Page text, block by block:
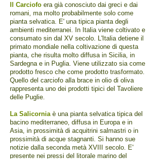
Il Carciofo era già conosciuto dai greci e dai
romani, ma molto probabilmente solo come
pianta selvatica. E' una tipica pianta degli
ambienti mediterranei. In Italia viene coltivato e
consumato sin dal XV secolo. L'Italia detiene il
primato mondiale nella coltivazione di questa
pianta, che risulta molto diffusa in Sicilia, in
Sardegna e in Puglia. Viene utilizzato sia come
prodotto fresco che come prodotto trasformato.
Quello del carciofo alla brace in olio di oliva
rappresenta uno dei prodotti tipici del Tavoliere
delle Puglie.
La Salicornia è una pianta selvatica tipica del
bacino mediterraneo, diffusa in Europa e in
Asia, in prossimità di acquitrini salmastri o in
prossimità di acque stagnanti. Si hanno sue
notizie dalla seconda metà XVIII secolo. E'
presente nei pressi del litorale marino del